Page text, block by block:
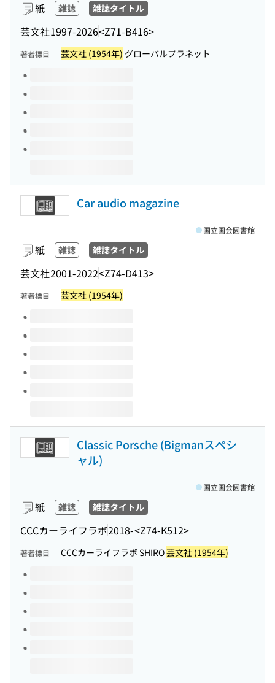
紙 雑誌 雑誌タイトル
芸文社1997-2026<Z71-B416>
著者標目 芸文社 (1954年) グローバルプラネット
このタイトルの巻号
Car audio magazine
紙 雑誌 雑誌タイトル
芸文社2001-2022<Z74-D413>
国立国会図書館
著者標目 芸文社 (1954年)
このタイトルの巻号
Classic Porsche (Bigmanスペシ
ャル)
紙 雑誌 雑誌タイトル
CCCカーライフラボ2018-<Z74-K512>
国立国会図書館
著者標目 CCCカーライフラボ SHIRO芸文社 (1954年)
このタイトルの巻号